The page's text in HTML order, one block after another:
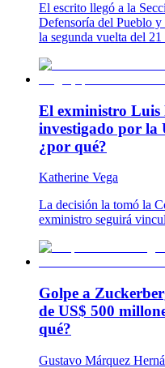
El escrito llegó a la
Defensoría del Pueblo y
la segunda vuelta del
El exministro Luis
investigado por la
¿por qué?
Katherine Vega
La decisión la tomó la
exministro seguirá
Golpe a
de US$ 500
qué?
Gustavo Márquez